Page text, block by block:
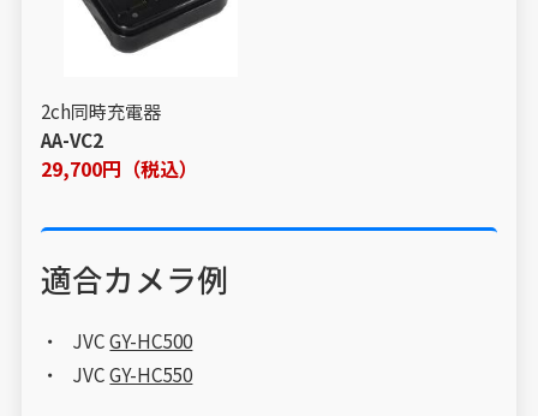
2ch同時充電器
AA-VC2
29,700円（税込）
適合カメラ例
JVCGY-HC500
JVCGY-HC550